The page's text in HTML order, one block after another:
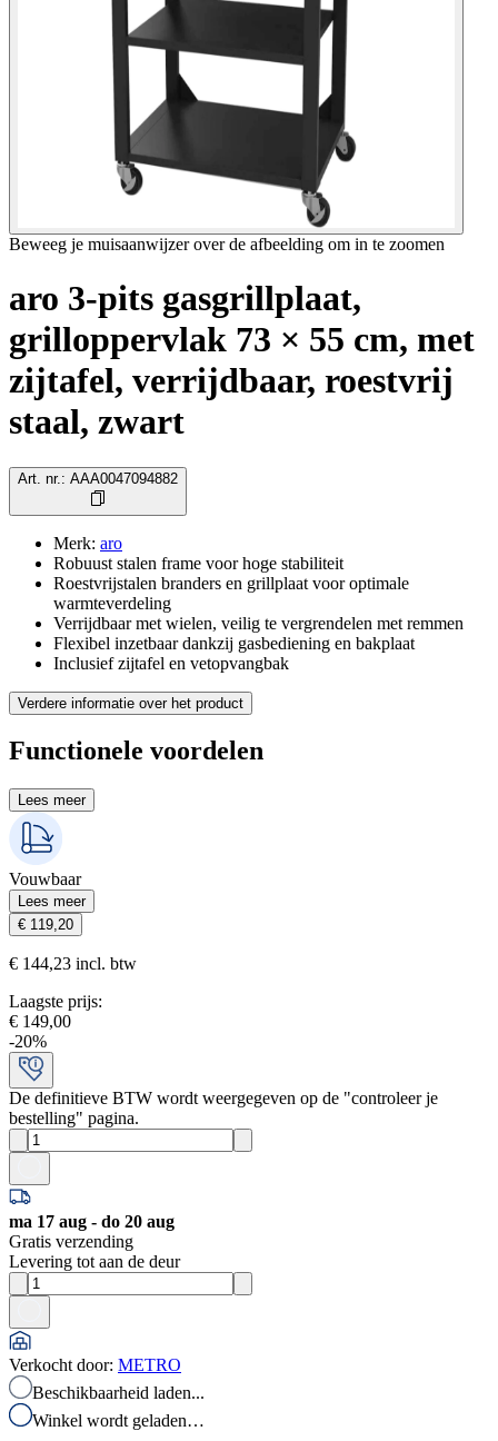
Beweeg je muisaanwijzer over de afbeelding om in te zoomen
aro 3-pits gasgrillplaat,
grilloppervlak 73 × 55 cm, met
zijtafel, verrijdbaar, roestvrij
staal, zwart
Art. nr. : AAA0047094882
Merk: aro
Robuust stalen frame voor hoge stabiliteit
Roestvrijstalen branders en grillplaat voor optimale
warmteverdeling
Verrijdbaar met wielen, veilig te vergrendelen met remmen
Flexibel inzetbaar dankzij gasbediening en bakplaat
Inclusief zijtafel en vetopvangbak
Verdere informatie over het product
Functionele voordelen
Lees meer
Vouwbaar
Lees meer
€ 119,20
€ 144,23 incl. btw
Laagste prijs:
€ 149,00
-20%
De definitieve BTW wordt weergegeven op de "controleer je
bestelling" pagina.
ma 17 aug - do 20 aug
Gratis verzending
Levering tot aan de deur
Verkocht door: METRO
Beschikbaarheid laden...
Winkel wordt geladen…